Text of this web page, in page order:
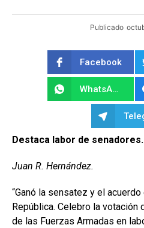
Publicado
Facebook
WhatsApp
Destaca labor de senadores.
Juan R. Hernández.
“Ganó la sensatez y el
República. Celebro la votación
de las Fuerzas Armadas en